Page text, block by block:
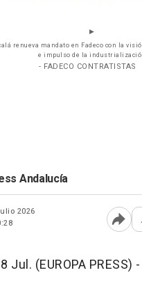
renueva mandato en Fadeco con la
e impulso de la
- FADECO CONTRATISTAS
Andalucía
2026
Jul. (EUROPA PRESS) -